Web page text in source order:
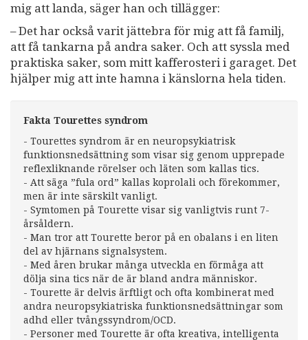
mig att landa, säger han och tillägger:
– Det har också varit jättebra för mig att få familj,
att få tankarna på andra saker. Och att syssla med
praktiska saker, som mitt kafferosteri i garaget. Det
hjälper mig att inte hamna i känslorna hela tiden.
Fakta Tourettes syndrom
- Tourettes syndrom är en neuropsykiatrisk
funktionsnedsättning som visar sig genom upprepade
reflexliknande rörelser och läten som kallas tics.
- Att säga ”fula ord” kallas koprolali och förekommer,
men är inte särskilt vanligt.
- Symtomen på Tourette visar sig vanligtvis runt 7-
årsåldern.
- Man tror att Tourette beror på en obalans i en liten
del av hjärnans signalsystem.
- Med åren brukar många utveckla en förmåga att
dölja sina tics när de är bland andra människor.
- Tourette är delvis ärftligt och ofta kombinerat med
andra neuropsykiatriska funktionsnedsättningar som
adhd eller tvångssyndrom/OCD.
- Personer med Tourette är ofta kreativa, intelligenta